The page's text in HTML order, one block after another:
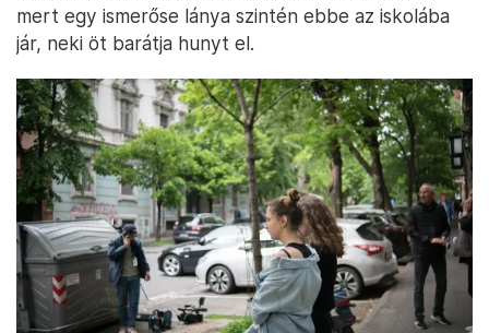
mert egy ismerőse lánya szintén ebbe az iskolába
jár, neki öt barátja hunyt el.